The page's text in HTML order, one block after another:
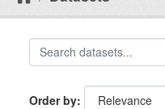
Order by